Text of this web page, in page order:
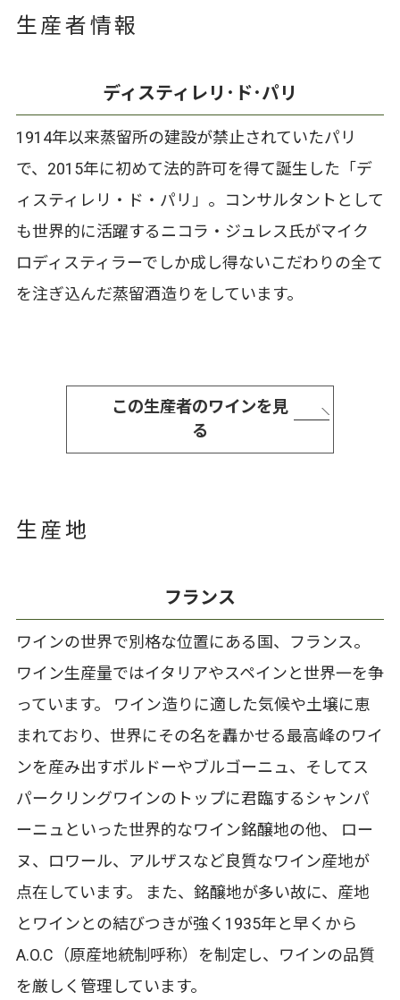
生産者情報
ディスティレリ･ド･パリ
1914年以来蒸留所の建設が禁止されていたパリ
で、2015年に初めて法的許可を得て誕生した「デ
ィスティレリ・ド・パリ」。コンサルタントとして
も世界的に活躍するニコラ・ジュレス氏がマイク
ロディスティラーでしか成し得ないこだわりの全て
を注ぎ込んだ蒸留酒造りをしています。
この生産者のワインを見
る
生産地
フランス
ワインの世界で別格な位置にある国、フランス。
ワイン生産量ではイタリアやスペインと世界一を争
っています。 ワイン造りに適した気候や土壌に恵
まれており、世界にその名を轟かせる最高峰のワイ
ンを産み出すボルドーやブルゴーニュ、そしてス
パークリングワインのトップに君臨するシャンパ
ーニュといった世界的なワイン銘醸地の他、 ロー
ヌ、ロワール、アルザスなど良質なワイン産地が
点在しています。 また、銘醸地が多い故に、産地
とワインとの結びつきが強く1935年と早くから
A.O.C（原産地統制呼称）を制定し、ワインの品質
を厳しく管理しています。